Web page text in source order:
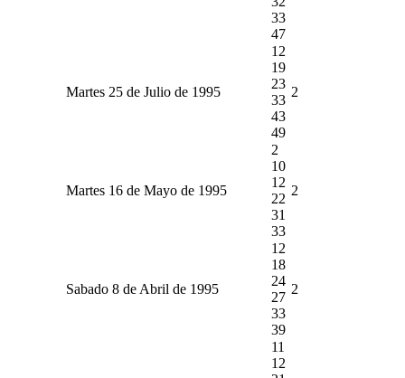
33
47
Martes 25 de Julio de 1995
12
19
23
33
43
49
2
Martes 16 de Mayo de 1995
2
10
12
22
31
33
2
Sabado 8 de Abril de 1995
12
18
24
27
33
39
2
11
12